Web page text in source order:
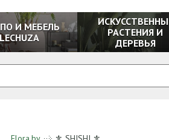
И МЕБЕЛЬ
LECHUZA
РАСТЕНИЯ И
ДЕРЕВЬЯ